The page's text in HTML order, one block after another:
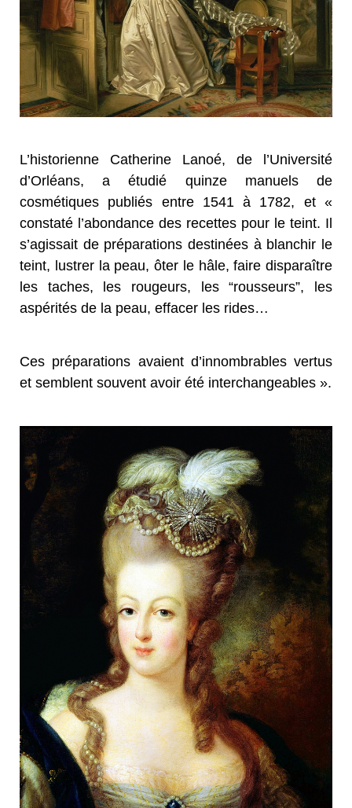
L’historienne Catherine Lanoé, de l’Université
d’Orléans, a étudié quinze manuels de
cosmétiques publiés entre 1541 à 1782, et «
constaté l’abondance des recettes pour le teint. Il
s’agissait de préparations destinées à blanchir le
teint, lustrer la peau, ôter le hâle, faire disparaître
les taches, les rougeurs, les “rousseurs”, les
aspérités de la peau, effacer les rides…
Ces préparations avaient d’innombrables vertus
et semblent souvent avoir été interchangeables ».